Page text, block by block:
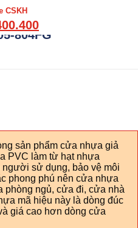
CSKH
804FG
sản phẩm cửa nhựa giả
PVC làm từ hạt nhựa
người sử dụng, bảo vệ môi
phong phú nên cửa nhựa
ngủ, cửa đi, cửa nhà
mã hiệu này là dòng đúc
giá cao hơn dòng cửa